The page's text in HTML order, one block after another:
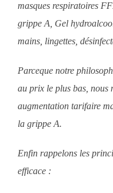
masques respiratoires
grippe A, Gel
mains, lingettes,
Parceque notre
au prix le plus bas, nous
augmentation tarifaire
la grippe A.
Enfin rappelons les
efficace :